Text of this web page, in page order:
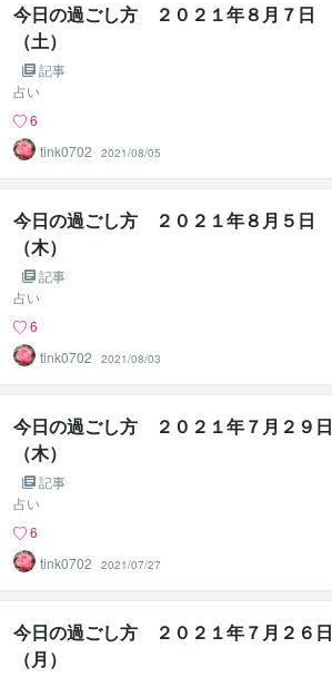
今日の過ごし方 ２０２１年８月７日
（土）
記事
占い
6
tink0702
2021/08/05
今日の過ごし方 ２０２１年８月５日
（木）
記事
占い
6
tink0702
2021/08/03
今日の過ごし方 ２０２１年７月２９日
（木）
記事
占い
6
tink0702
2021/07/27
今日の過ごし方 ２０２１年７月２６日
（月）